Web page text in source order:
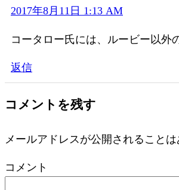
2017年8月11日 1:13 AM
コータロー氏には、ルービー以外
返信
コメントを残す
メールアドレスが公開されることは
コメント